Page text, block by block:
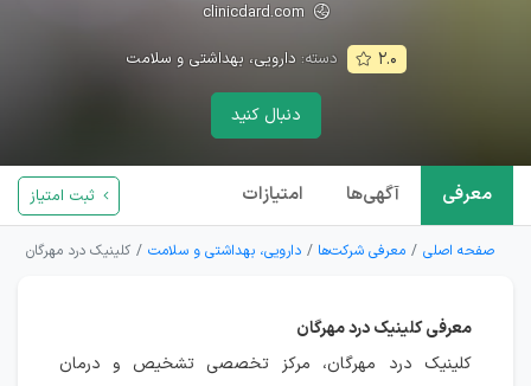
clinicdard.com
۲.۰ دسته:دارویی، بهداشتی و سلامت
دنبال کنید
معرفی آگهی‌ها امتیازات ثبت امتیاز
صفحه اصلی معرفی شرکت‌ها دارویی، بهداشتی و سلامت کلینیک درد مهرگان
معرفی کلینیک درد مهرگان
کلینیک درد مهرگان، مرکز تخصصی تشخیص و درمان